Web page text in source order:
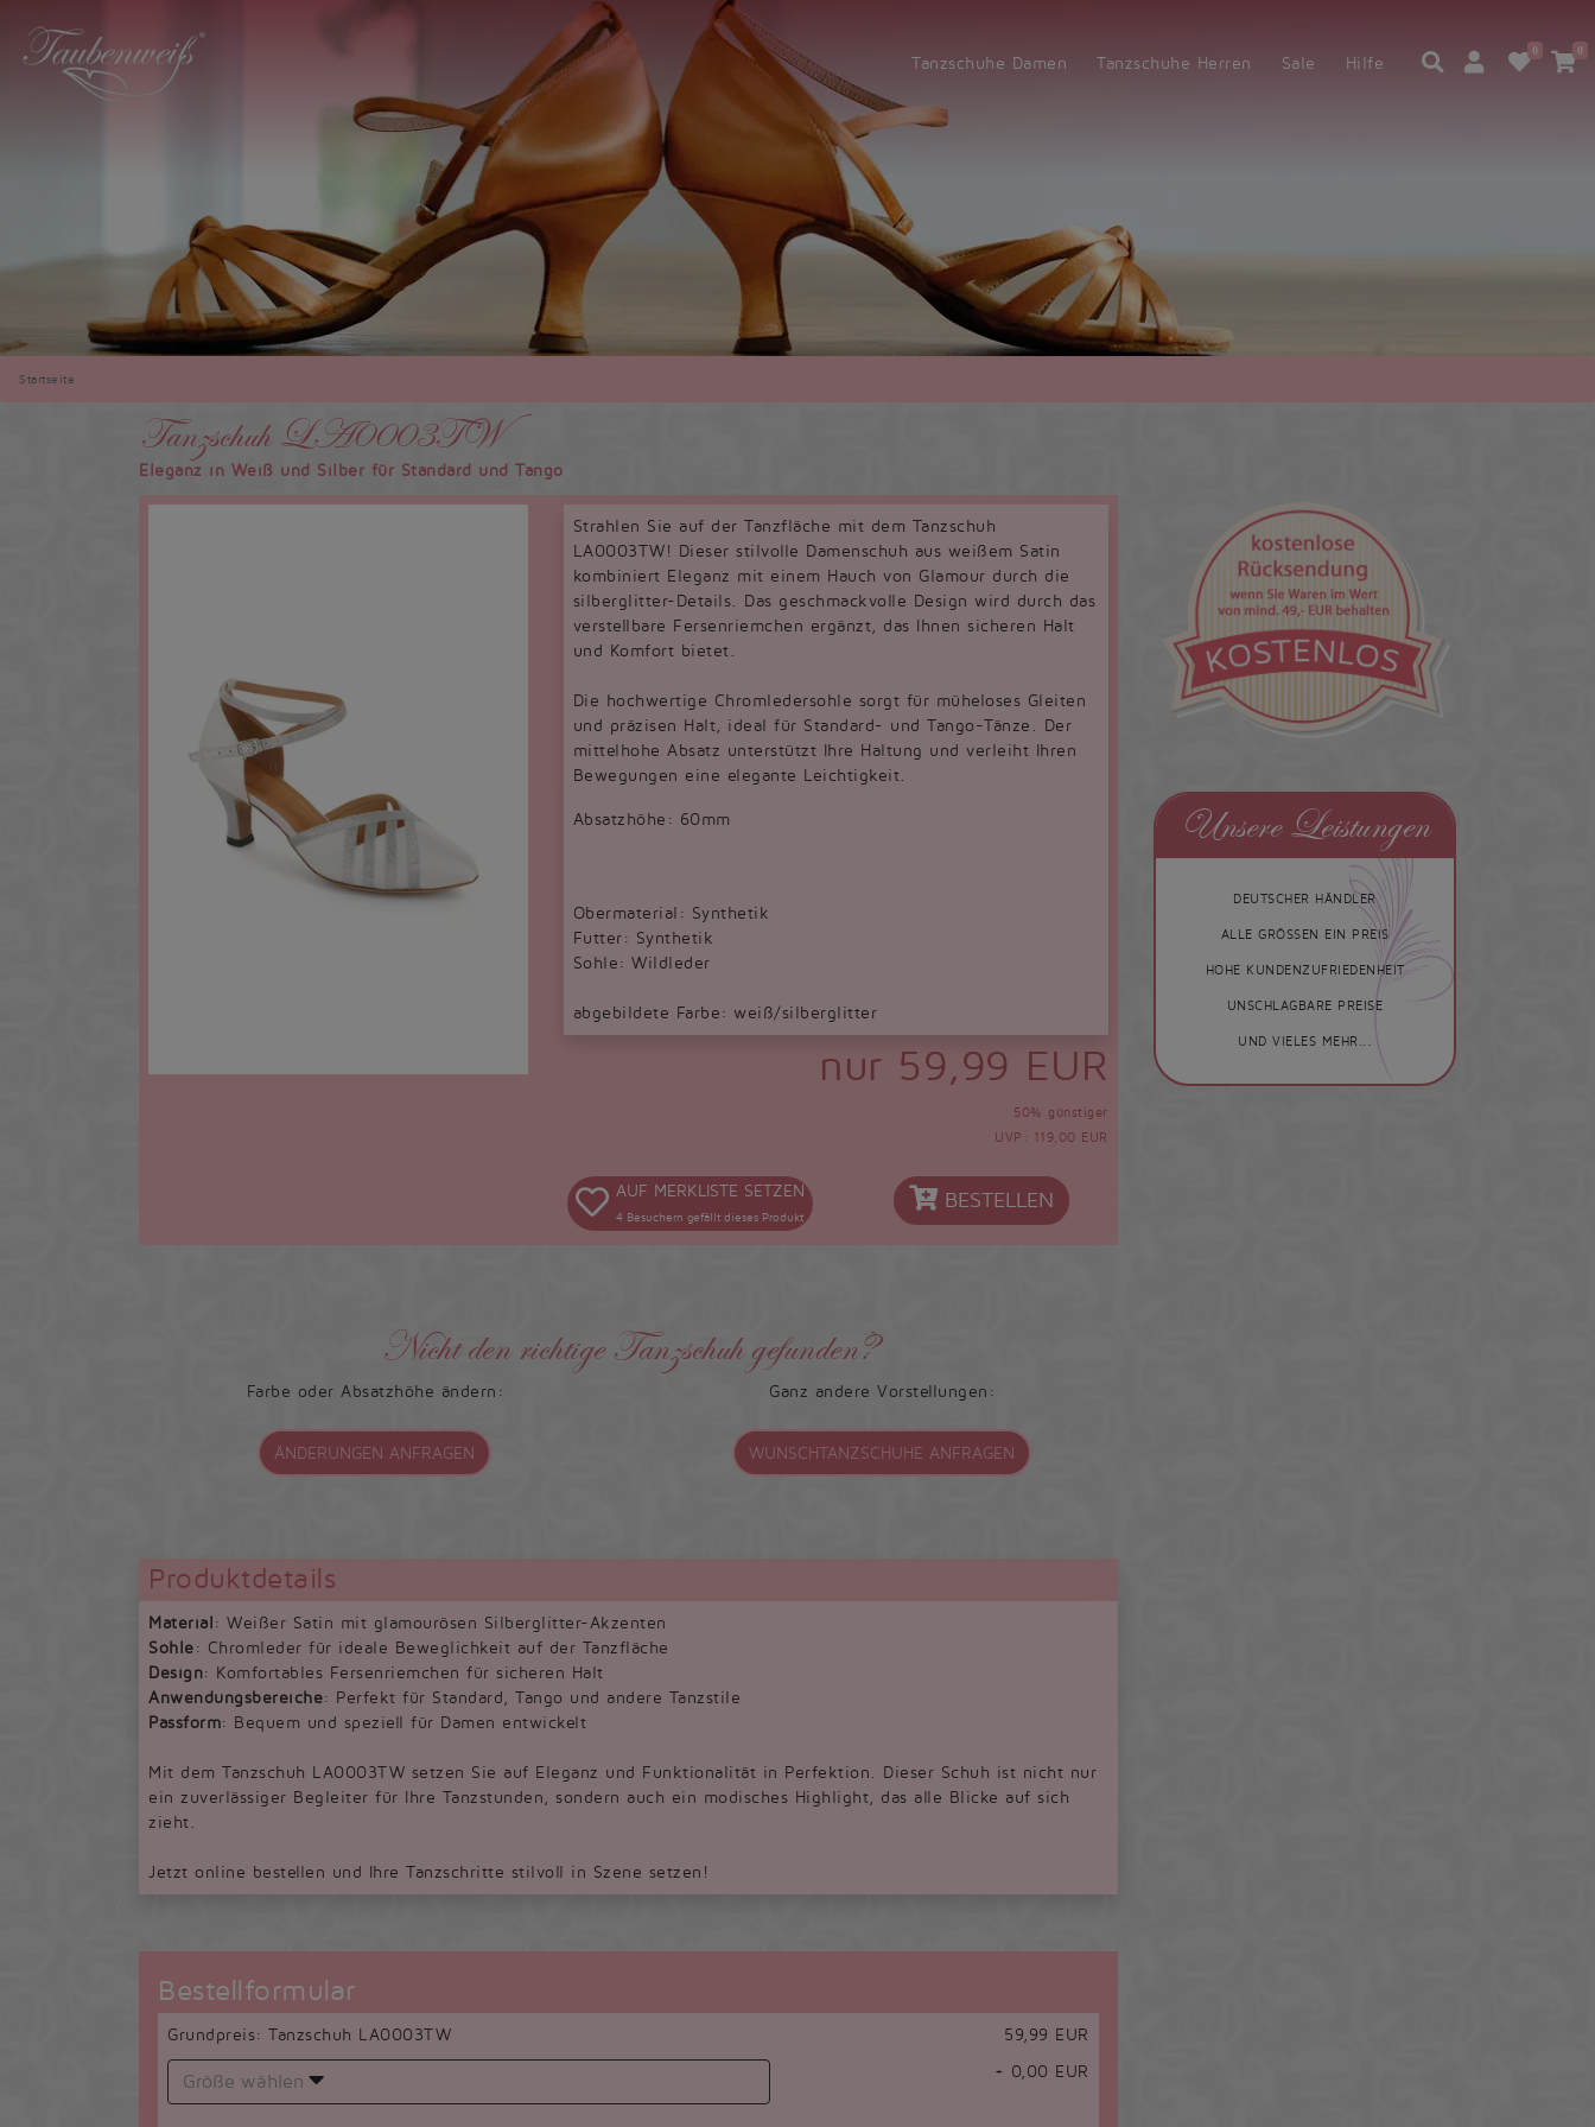
Tanzschuhe Damen Tanzschuhe Herren Sale Hilfe
0 0
Startseite
Tanzschuh LA0003TW
Eleganz in Weiß und Silber für Standard und Tango
Strahlen Sie auf der Tanzfläche mit dem Tanzschuh
LA0003TW! Dieser stilvolle Damenschuh aus weißem Satin
kombiniert Eleganz mit einem Hauch von Glamour durch die
silberglitter-Details. Das geschmackvolle Design wird durch das
verstellbare Fersenriemchen ergänzt, das Ihnen sicheren Halt
und Komfort bietet.
Die hochwertige Chromledersohle sorgt für müheloses Gleiten
und präzisen Halt, ideal für Standard- und Tango-Tänze. Der
mittelhohe Absatz unterstützt Ihre Haltung und verleiht Ihren
Bewegungen eine elegante Leichtigkeit.
Absatzhöhe: 60mm
Obermaterial: Synthetik
Futter: Synthetik
Sohle: Wildleder
abgebildete Farbe: weiß/silberglitter
nur 59,99 EUR
50% günstiger
UVP: 119,00 EUR
AUF MERKLISTE SETZEN
4 Besuchern gefällt dieses Produkt
BESTELLEN
Nicht den richtige Tanzschuh gefunden?
Farbe oder Absatzhöhe ändern:
ÄNDERUNGEN ANFRAGEN
Ganz andere Vorstellungen:
WUNSCHTANZSCHUHE ANFRAGEN
Produktdetails
Material : Weißer Satin mit glamourösen Silberglitter-Akzenten
Sohle : Chromleder für ideale Beweglichkeit auf der Tanzfläche
Design: Komfortables Fersenriemchen für sicheren Halt
Anwendungsbereiche: Perfekt für Standard, Tango und andere Tanzstile
Passform: Bequem und speziell für Damen entwickelt
Mit dem Tanzschuh LA0003TW setzen Sie auf Eleganz und Funktionalität in Perfektion. Dieser Schuh ist nicht nur
ein zuverlässiger Begleiter für Ihre Tanzstunden, sondern auch ein modisches Highlight, das alle Blicke auf sich
zieht.
Jetzt online bestellen und Ihre Tanzschritte stilvoll in Szene setzen!
Bestellformular
Grundpreis: Tanzschuh LA0003TW 59,99 EUR
Größe wählen + 0,00 EUR
Unsere Leistungen
DEUTSCHER HÄNDLER
ALLE GRÖSSEN EIN PREIS
HOHE KUNDENZUFRIEDENHEIT
UNSCHLAGBARE PREISE
UND VIELES MEHR...